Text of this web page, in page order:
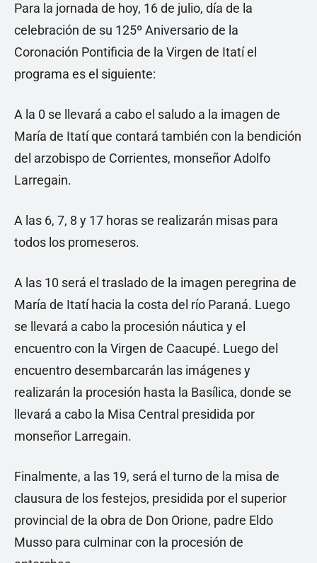
Para la jornada de hoy, 16 de julio, día de la
celebración de su 125º Aniversario de la
Coronación Pontificia de la Virgen de Itatí el
programa es el siguiente:
A la 0 se llevará a cabo el saludo a la imagen de
María de Itatí que contará también con la bendición
del arzobispo de Corrientes, monseñor Adolfo
Larregain.
A las 6, 7, 8 y 17 horas se realizarán misas para
todos los promeseros.
A las 10 será el traslado de la imagen peregrina de
María de Itatí hacia la costa del río Paraná. Luego
se llevará a cabo la procesión náutica y el
encuentro con la Virgen de Caacupé. Luego del
encuentro desembarcarán las imágenes y
realizarán la procesión hasta la Basílica, donde se
llevará a cabo la Misa Central presidida por
monseñor Larregain.
Finalmente, a las 19, será el turno de la misa de
clausura de los festejos, presidida por el superior
provincial de la obra de Don Orione, padre Eldo
Musso para culminar con la procesión de